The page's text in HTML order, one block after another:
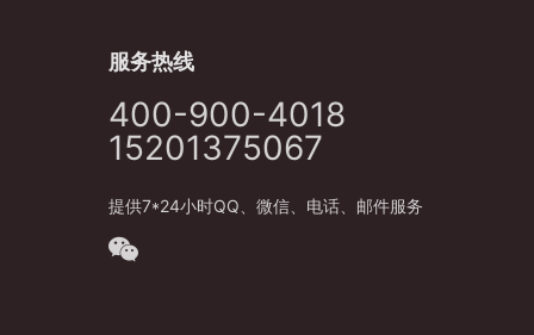
服务热线
400-900-4018
15201375067
提供7*24小时QQ、微信、电话、邮件服务